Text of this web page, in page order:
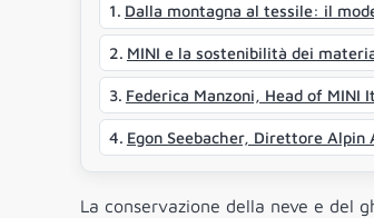
Dalla montagna al tessile: il
MINI e la sostenibilità dei
Federica Manzoni, Head of MINI
Egon Seebacher, Direttore Alpin
La conservazione della neve e del